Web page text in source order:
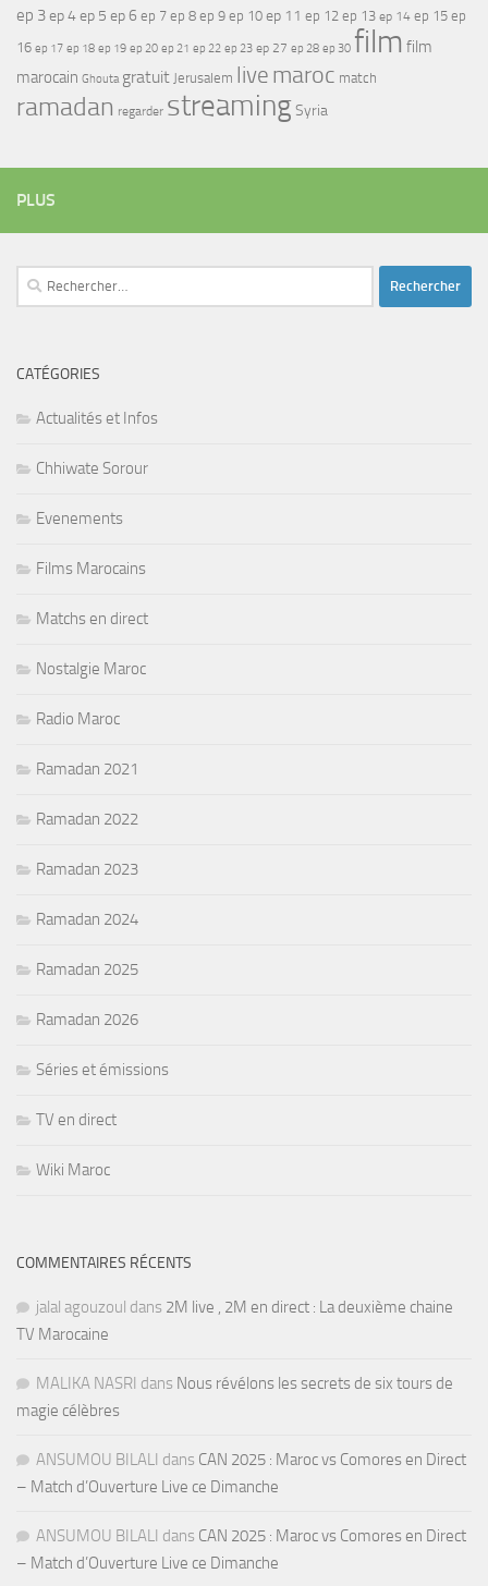
ep 3ep 4ep 5 ep 6 ep 7 ep 8 ep 9 ep 10 ep 11 ep 12 ep 13 ep 14 ep 15 ep
16 ep 17 ep 18 ep 19 ep 20 ep 21 ep 22 ep 23 ep 27 ep 28 ep 30 film film
marocain Ghouta gratuit Jerusalem live maroc match
ramadan regarder streamingSyria
PLUS
Rechercher :
CATÉGORIES
Actualités et Infos
Chhiwate Sorour
Evenements
Films Marocains
Matchs en direct
Nostalgie Maroc
Radio Maroc
Ramadan 2021
Ramadan 2022
Ramadan 2023
Ramadan 2024
Ramadan 2025
Ramadan 2026
Séries et émissions
TV en direct
Wiki Maroc
COMMENTAIRES RÉCENTS
jalal agouzoul dans 2M live , 2M en direct : La deuxième chaine
TV Marocaine
MALIKA NASRI dans Nous révélons les secrets de six tours de
magie célèbres
ANSUMOU BILALI dans CAN 2025 : Maroc vs Comores en Direct
– Match d’Ouverture Live ce Dimanche
ANSUMOU BILALI dans CAN 2025 : Maroc vs Comores en Direct
– Match d’Ouverture Live ce Dimanche